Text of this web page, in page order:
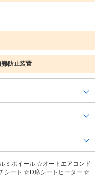
難防止装置
ミホイール ☆オートエアコンド
シート ☆D席シートヒーター ☆